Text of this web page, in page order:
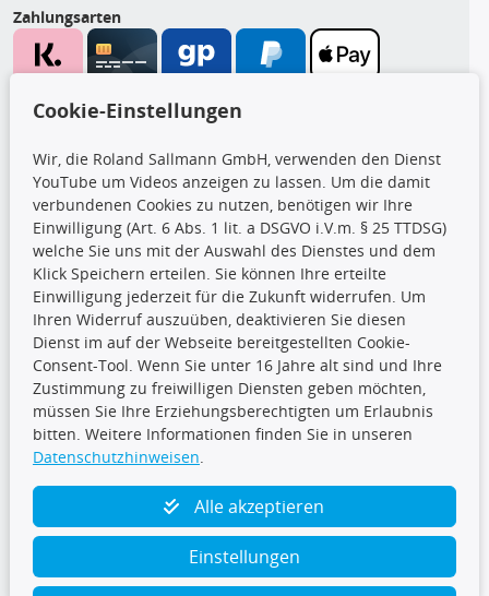
Zahlungsarten
CARAT Gruppe
Folge uns
TecDoc Inside
Cookie-Einstellungen
Wir, die Roland Sallmann GmbH, verwenden den Dienst
YouTube um Videos anzeigen zu lassen. Um die damit
verbundenen Cookies zu nutzen, benötigen wir Ihre
Einwilligung (Art. 6 Abs. 1 lit. a DSGVO i.V.m. § 25 TTDSG)
welche Sie uns mit der Auswahl des Dienstes und dem
Klick Speichern erteilen. Sie können Ihre erteilte
Einwilligung jederzeit für die Zukunft widerrufen. Um
Ihren Widerruf auszuüben, deaktivieren Sie diesen
Dienst im auf der Webseite bereitgestellten Cookie-
Consent-Tool. Wenn Sie unter 16 Jahre alt sind und Ihre
Zustimmung zu freiwilligen Diensten geben möchten,
müssen Sie Ihre Erziehungsberechtigten um Erlaubnis
bitten. Weitere Informationen finden Sie in unseren
Datenschutzhinweisen
Alle akzeptieren
Einstellungen